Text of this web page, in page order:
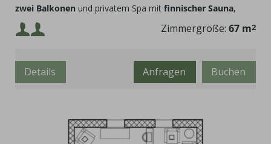
zwei Balkonen und privatem Spa mit finnischer Sauna,
Whirlpool
. Ideal für romantische
Auszeiten.
Mindestbelegung:
Maximalbelegung:
Zimmergröße: 67 m2
Buchen
Anfragen
Details